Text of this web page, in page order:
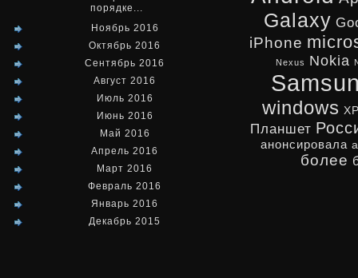
порядке...
Ноябрь 2016
Октябрь 2016
Сентябрь 2016
Август 2016
Июль 2016
Июнь 2016
Май 2016
Апрель 2016
Март 2016
Февраль 2016
Январь 2016
Декабрь 2015
Galaxy
iPhone
Nexus Nokia
windows
Планшет
анонсировала
более